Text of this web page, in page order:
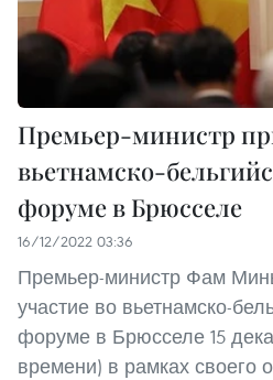
Премьер-министр
вьетнамско-
форуме в Брюсселе
16/12/2022 03:36
Премьер-министр Фам
участие во вьетнамско-
форуме в Брюсселе 15
времени) в рамках своего